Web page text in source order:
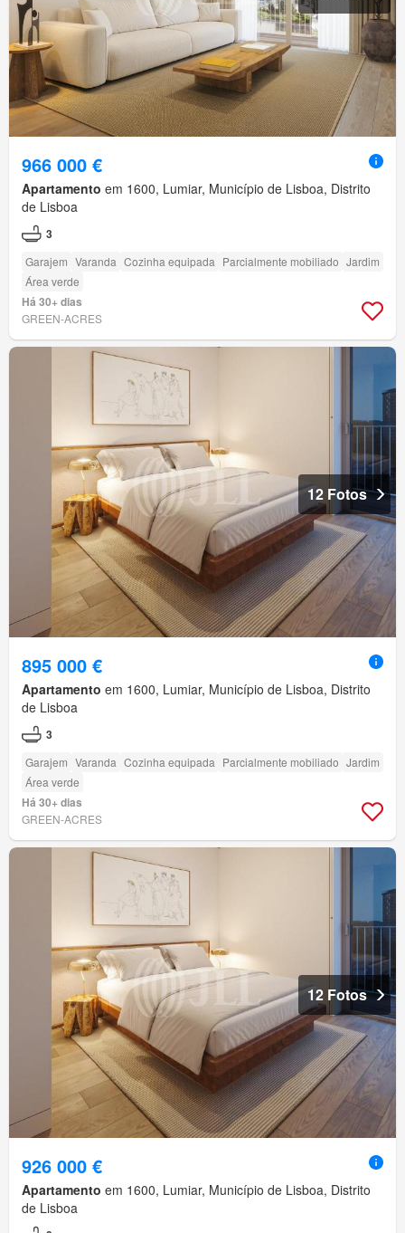
966 000 €
Apartamento em 1600, Lumiar, Município de Lisboa, Distrito
de Lisboa
3
Garajem Varanda Cozinha equipada Parcialmente mobiliado Jardim
Área verde
Há 30+ dias
GREEN-ACRES
12 Fotos
895 000 €
Apartamento em 1600, Lumiar, Município de Lisboa, Distrito
de Lisboa
3
Garajem Varanda Cozinha equipada Parcialmente mobiliado Jardim
Área verde
Há 30+ dias
GREEN-ACRES
12 Fotos
926 000 €
Apartamento em 1600, Lumiar, Município de Lisboa, Distrito
de Lisboa